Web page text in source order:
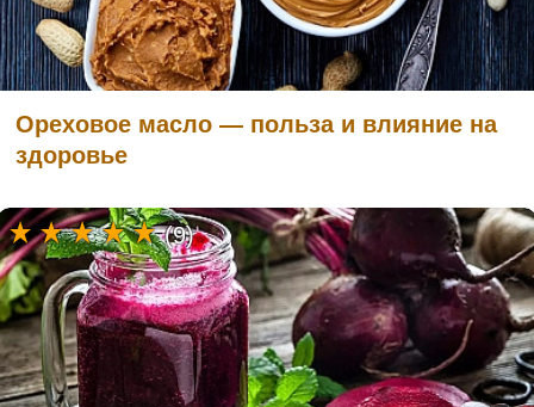
Ореховое масло — польза и влияние на
здоровье
(9)